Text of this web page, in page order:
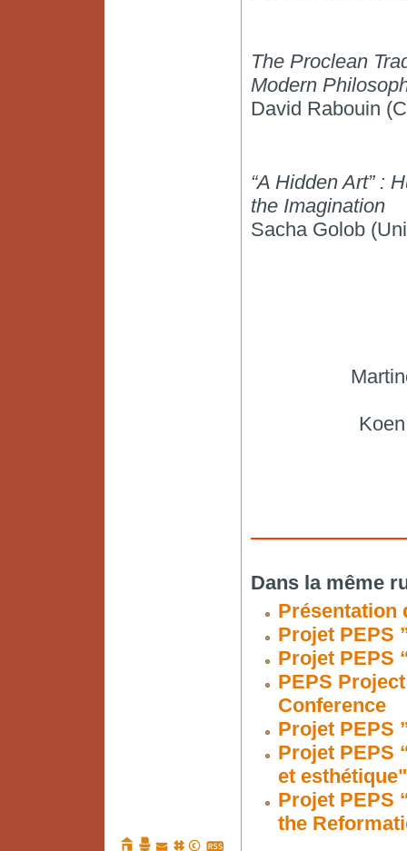
The Proclean
Modern
David Rabouin
“A Hidden Art” :
the Imagination
Sacha Golob
Dans la même
Présentation
Projet PEPS
Projet PEPS
PEPS
Conference
Projet PEPS
Projet PEPS
et esthétique"
Projet PEPS
the